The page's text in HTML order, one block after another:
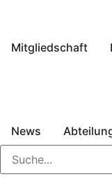
Mitgliedschaft
News